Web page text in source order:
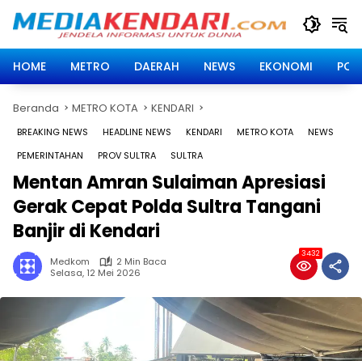
HOME
METRO DAERAH NEWS EKONOMI
Beranda METRO KOTA KENDARI
BREAKING NEWS HEADLINE NEWS KENDARI METRO KOTA
NEWS
PEMERINTAHAN
PROV SULTRA SULTRA
Mentan Amran Sulaiman Apresiasi
Gerak Cepat Polda Sultra Tangani
Banjir di Kendari
Medkom
2 Min Baca
Selasa, 12 Mei 2026
3432